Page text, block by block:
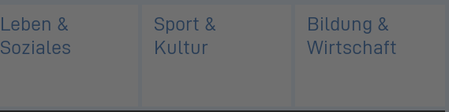
Leben &
Soziales
Sport &
Kultur
Bildung &
Wirtschaft